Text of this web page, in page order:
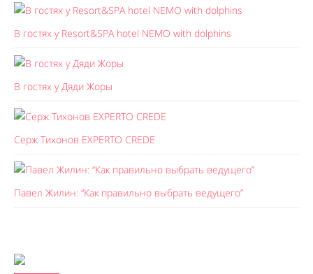
В гостях у Resort&SPA hotel NEMO with dolphins
В гостях у Дяди Жоры
Серж Тихонов EXPERTO CREDE
Павел Жилин: “Как правильно выбрать ведущего”